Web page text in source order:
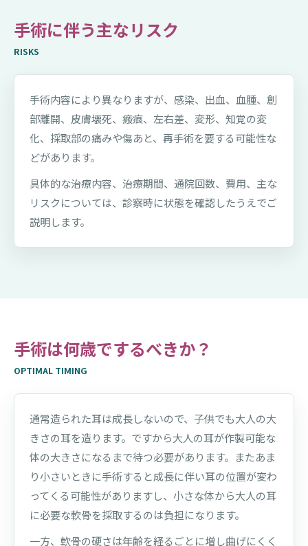
手術に伴う主なリスク
RISKS
手術内容により異なりますが、感染、出血、血腫、創
部離開、皮膚壊死、瘢痕、左右差、変形、知覚の変
化、採取部の痛みや傷あと、再手術を要する可能性な
どがあります。
具体的な治療内容、治療期間、通院回数、費用、主な
リスクについては、診察時に状態を確認したうえでご
説明します。
手術は何歳でするべきか？
OPTIMAL TIMING
通常造られた耳は成長しないので、子供でも大人の大
きさの耳を造ります。ですから大人の耳が作製可能な
体の大きさになるまで待つ必要があります。またあま
り小さいときに手術すると成長に伴い耳の位置が変わ
ってくる可能性がありますし、小さな体から大人の耳
に必要な軟骨を採取するのは負担になります。
一方、軟骨の硬さは年齢を経るごとに増し曲げにくく